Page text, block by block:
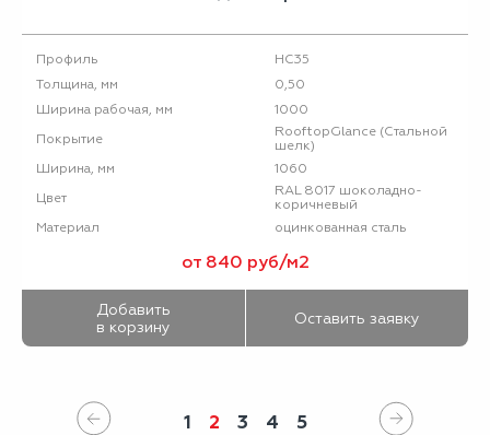
Профиль
НС35
Толщина, мм
0,50
Ширина рабочая, мм
1000
Покрытие
RooftopGlance (Стальной
шелк)
Ширина, мм
1060
Цвет
RAL 8017 шоколадно-
коричневый
Материал
оцинкованная сталь
от 840 руб/м2
Добавить
в корзину
Оставить заявку
1 2 3 4 5